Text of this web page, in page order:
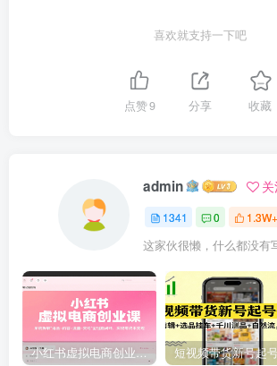
喜欢就支持一下吧
点赞9 分享 收藏
admin
1341 0 1.3W+
这家伙很懒，什么都没有
小红书虚拟电商创业课，系统拆解选品-内容-流量-变现，实现零成本变现